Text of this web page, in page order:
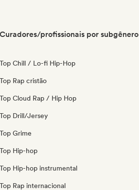
Curadores/profissionais por subgênero
Top Chill / Lo-fi Hip-Hop
Top Rap cristão
Top Cloud Rap / Hip Hop
Top Drill/Jersey
Top Grime
Top Hip-hop
Top Hip-hop instrumental
Top Rap internacional